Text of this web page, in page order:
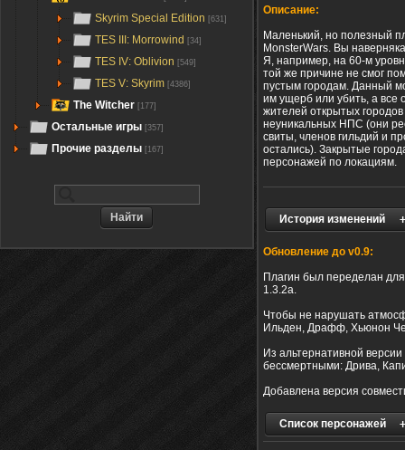
Skyrim Special Edition [631]
TES III: Morrowind [34]
TES IV: Oblivion [549]
TES V: Skyrim [4386]
The Witcher [177]
Остальные игры [357]
Прочие разделы [167]
Описание:
Маленький, но полезный
MonsterWars. Вы
Я, например, на 60-м
той же причине не смог
пустым городам. Данный
им ущерб или убить, а все
жителей открытых
неуникальных НПС (они
свиты, членов гильдий и
остались). Закрытые
персонажей по локациям.
История изменений
Обновление до v0.9:
Плагин был переделан
1.3.2a.
Чтобы не нарушать
Ильден, Драфф, Хьюнон
Из альтернативной
бессмертными: Дрива,
Добавлена версия
Список персонажей